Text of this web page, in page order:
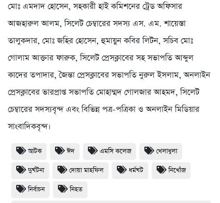
মোঃ এমদাদ হোসেন, সহকারী হাই কমিশনের ট্রেড অফিসার
আজহারুল আলম, সিলেট চেম্বারের সদস্য এস. এম. শায়েস্তা
তালুকদার, মোঃ জহির হোসেন, হুমায়ুন কবির লিটন, সচিব মোঃ
গোলাম আক্তার ফারুক, সিলেট প্রেসক্লাবের সহ সভাপতি আব্দুল
কাদের তপাদার, জৈন্তা প্রেসক্লাবের সভাপতি নুরুল ইসলাম, অনলাইন
প্রেসক্লাবের ভারপ্রাপ্ত সভাপতি মোহাম্মদ গোলজার আহমদ, সিলেট
চেম্বারের সদস্যবৃন্দ এবং বিভিন্ন পত্র-পত্রিকা ও অনলাইন মিডিয়ার
সাংবাদিকবৃন্দ।
আটক ঈদ এমসি কলেজ খেলাধুলা
দুর্ঘটনা দোয়া মাহফিল ধর্মঘট নিখোঁজ
নির্বাচন নিহত